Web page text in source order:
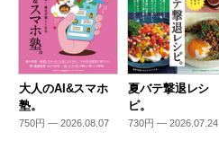
大人のAI&スマホ
塾。
750円 — 2026.08.07
夏バテ撃退レシ
ピ。
730円 — 2026.07.24